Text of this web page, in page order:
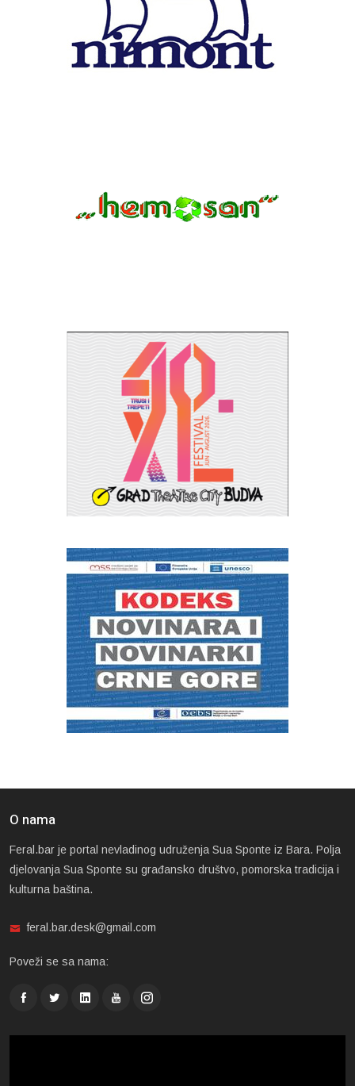
O nama
Feral.bar je portal nevladinog udruženja Sua Sponte iz Bara. Polja
djelovanja Sua Sponte su građansko društvo, pomorska tradicija i
kulturna baština.
feral.bar.desk@gmail.com
Poveži se sa nama: